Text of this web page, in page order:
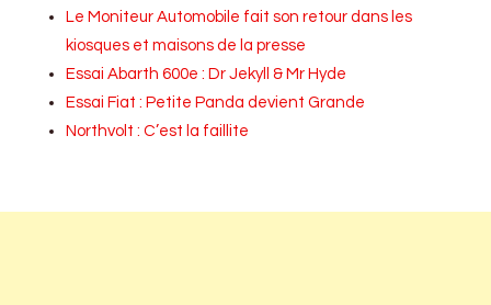
Le Moniteur Automobile fait son retour dans les
kiosques et maisons de la presse
Essai Abarth 600e : Dr Jekyll & Mr Hyde
Essai Fiat : Petite Panda devient Grande
Northvolt : C’est la faillite